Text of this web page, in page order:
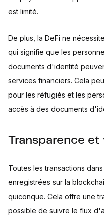
est limité.
De plus, la DeFi ne
qui signifie que les
documents d'identité
services financiers. Cela
pour les réfugiés et les
accès à des documents
Transparence
Toutes les transactions
enregistrées sur la
quiconque. Cela offre une
possible de suivre le flux